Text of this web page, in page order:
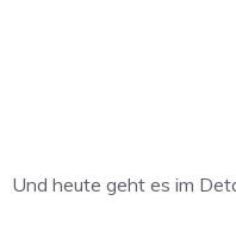
Und heute geht es im